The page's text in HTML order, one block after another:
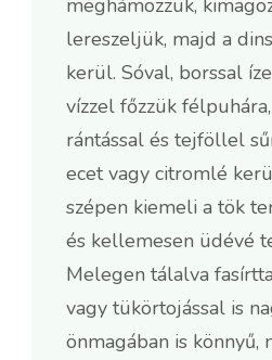
meghámozzuk,
lereszeljük, majd a
kerül. Sóval, borssal
vízzel főzzük
rántással és tejföllel
ecet vagy citromlé
szépen kiemeli a tök
és kellemesen üdévé
Melegen tálalva
vagy tükörtojással is
önmagában is könnyű,